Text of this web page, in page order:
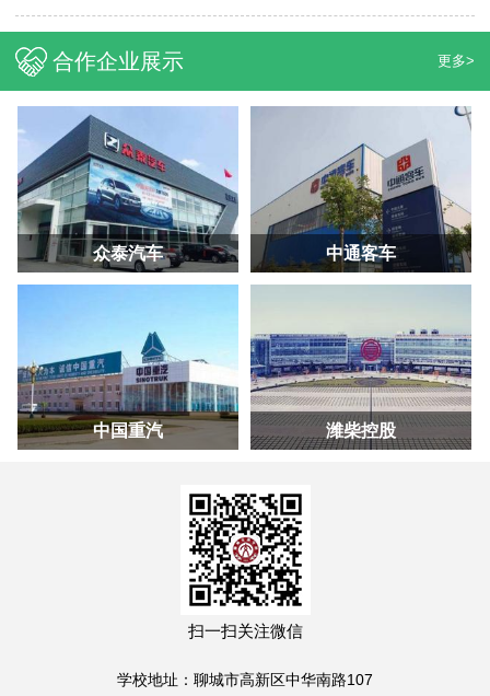
合作企业展示 更多>
众泰汽车 中通客车
中国重汽 潍柴控股
扫一扫关注微信
学校地址：聊城市高新区中华南路107